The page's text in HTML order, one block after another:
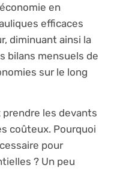
en
efficaces
diminuant ainsi la
bilans mensuels de
sur le long
prendre les devants
coûteux. Pourquoi
pour
? Un peu